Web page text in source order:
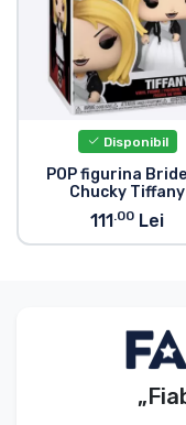
Disponibil
POP figurina
Chucky Tiffany
111.00 Lei